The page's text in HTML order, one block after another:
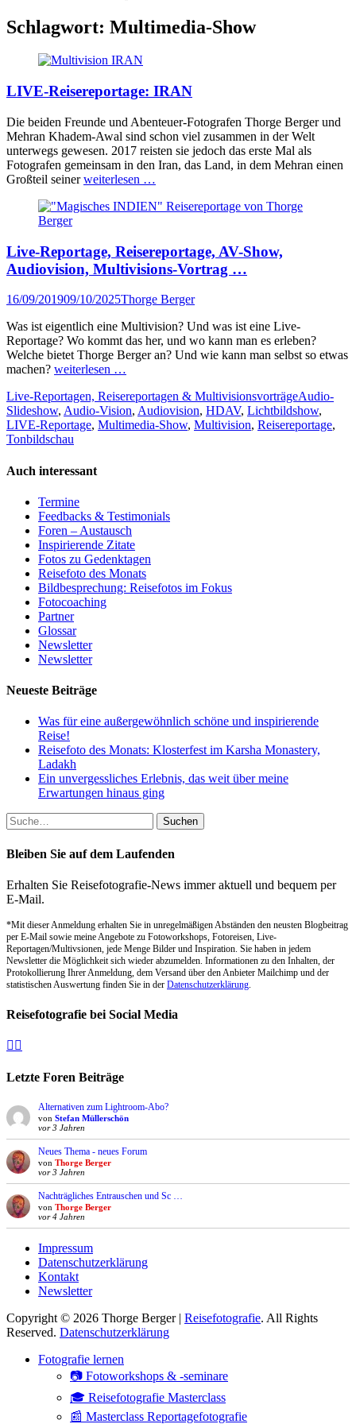
Schlagwort: Multimedia-Show
LIVE-Reisereportage: IRAN
Die beiden Freunde und Abenteuer-Fotografen Thorge Berger und
Mehran Khadem-Awal sind schon viel zusammen in der Welt
unterwegs gewesen. 2017 reisten sie jedoch das erste Mal als
Fotografen gemeinsam in den Iran, das Land, in dem Mehran einen
Großteil seinerweiterlesen …
Live-Reportage, Reisereportage, AV-Show,
Audiovision, Multivisions-Vortrag …
Veröffentlicht
16/09/201909/10/2025Author
Thorge Berger
Was ist eigentlich eine Multivision? Und was ist eine Live-
Reportage? Wo kommt das her, und wo kann man es erleben?
Welche bietet Thorge Berger an? Und wie kann man selbst so etwas
machen? weiterlesen …
Kategorien
Live-Reportagen, Reisereportagen & MultivisionsvorträgeTags
Audio-
Slideshow, Audio-Vision, Audiovision, HDAV, Lichtbildshow,
LIVE-Reportage, Multimedia-Show, Multivision, Reisereportage,
Tonbildschau
Auch interessant
Termine
Feedbacks & Testimonials
Foren – Austausch
Inspirierende Zitate
Fotos zu Gedenktagen
Reisefoto des Monats
Bildbesprechung: Reisefotos im Fokus
Fotocoaching
Partner
Glossar
Newsletter
Newsletter
Neueste Beiträge
Was für eine außergewöhnlich schöne und inspirierende
Reise!
Reisefoto des Monats: Klosterfest im Karsha Monastery,
Ladakh
Ein unvergessliches Erlebnis, das weit über meine
Erwartungen hinaus ging
Suche
nach:
Bleiben Sie auf dem Laufenden
Erhalten Sie Reisefotografie-News immer aktuell und bequem per
E-Mail.
*Mit dieser Anmeldung erhalten Sie in unregelmäßigen Abständen den neusten Blogbeitrag
per E-Mail sowie meine Angebote zu Fotoworkshops, Fotoreisen, Live-
Reportagen/Multivsionen, jede Menge Bilder und Inspiration. Sie haben in jedem
Newsletter die Möglichkeit sich wieder abzumelden. Informationen zu den Inhalten, der
Protokollierung Ihrer Anmeldung, dem Versand über den Anbieter Mailchimp und der
statistischen Auswertung finden Sie in der Datenschutzerklärung.
Reisefotografie bei Social Media
Facebook
Letzte Foren Beiträge
Alternativen zum Lightroom-Abo?
von Stefan Müllerschön
vor 3 Jahren
Neues Thema - neues Forum
von Thorge Berger
vor 3 Jahren
Nachträgliches Entrauschen und Sc …
von Thorge Berger
vor 4 Jahren
Impressum
Datenschutzerklärung
Kontakt
Newsletter
Copyright © 2026 Thorge Berger | Reisefotografie. All Rights
Reserved. Datenschutzerklärung
scrollenFotografie lernen
📷 Fotoworkshops & -seminare
🎓 Reisefotografie Masterclass
📰 Masterclass Reportagefotografie